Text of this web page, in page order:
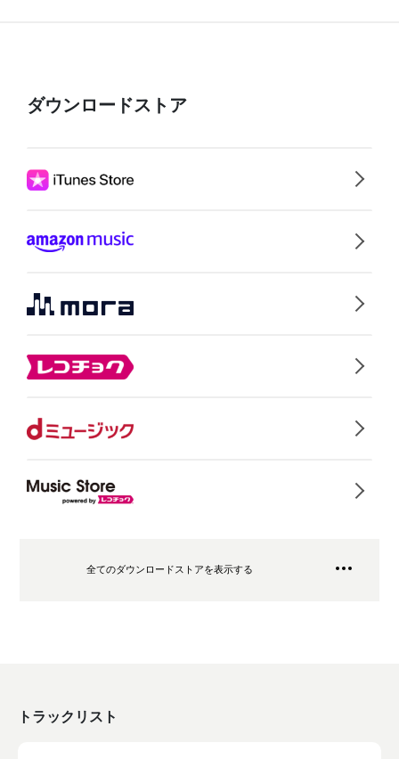
ダウンロードストア
全てのダウンロードストアを表示する
トラックリスト